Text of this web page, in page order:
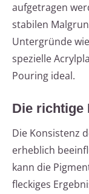
aufgetragen
stabilen
Untergründe
spezielle
Pouring ideal.
Die richtige
Die Konsistenz
erheblich
kann die
fleckiges